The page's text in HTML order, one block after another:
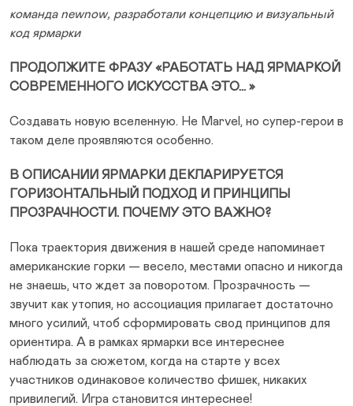
команда newnow, разработали концепцию и визуальный
код ярмарки
ПРОДОЛЖИТЕ ФРАЗУ «РАБОТАТЬ НАД ЯРМАРКОЙ
СОВРЕМЕННОГО ИСКУССТВА ЭТО… »
Создавать новую вселенную. Не Marvel, но супер-герои в
таком деле проявляются особенно.
В ОПИСАНИИ ЯРМАРКИ ДЕКЛАРИРУЕТСЯ
ГОРИЗОНТАЛЬНЫЙ ПОДХОД И ПРИНЦИПЫ
ПРОЗРАЧНОСТИ. ПОЧЕМУ ЭТО ВАЖНО?
Пока траектория движения в нашей среде напоминает
американские горки — весело, местами опасно и никогда
не знаешь, что ждет за поворотом. Прозрачность —
звучит как утопия, но ассоциация прилагает достаточно
много усилий, чтоб сформировать свод принципов для
ориентира. А в рамках ярмарки все интереснее
наблюдать за сюжетом, когда на старте у всех
участников одинаковое количество фишек, никаких
привилегий. Игра становится интереснее!